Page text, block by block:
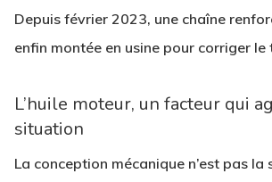
Depuis février 2023, une chaîne
enfin montée en usine pour corriger le
L’huile moteur, un facteur qui
situation
La conception mécanique n’est pas la